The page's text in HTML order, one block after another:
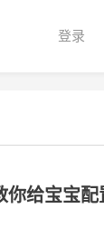
登录
你给宝宝配